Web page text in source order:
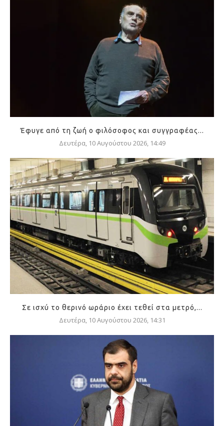
Έφυγε από τη ζωή ο φιλόσοφος και συγγραφέας...
Δευτέρα, 10 Αυγούστου 2026, 14:49
Σε ισχύ το θερινό ωράριο έχει τεθεί στα μετρό,...
Δευτέρα, 10 Αυγούστου 2026, 14:31